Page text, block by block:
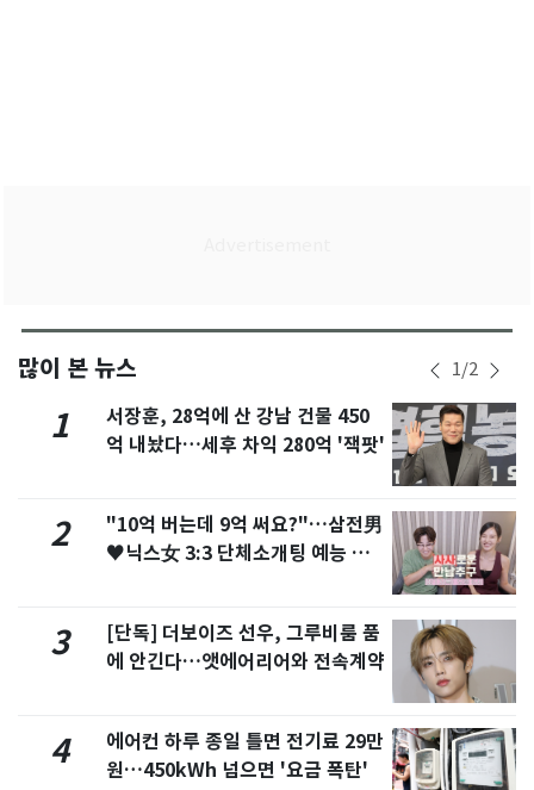
많이 본 뉴스 1/2
1
서장훈, 28억에 산 강남 건물 450
억 내놨다…세후 차익 280억 '잭팟'
2
"10억 버는데 9억 써요?"…삼전男
♥닉스女 3:3 단체소개팅 예능 화
3
[단독] 더보이즈 선우, 그루비룸 품
에 안긴다…앳에어리어와 전속계약
4
에어컨 하루 종일 틀면 전기료 29만
원…450kWh 넘으면 '요금 폭탄'